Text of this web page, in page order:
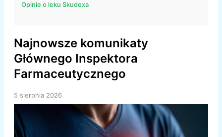
Opinie o leku Skudexa
Najnowsze komunikaty
Głównego Inspektora
Farmaceutycznego
5 sierpnia 2026